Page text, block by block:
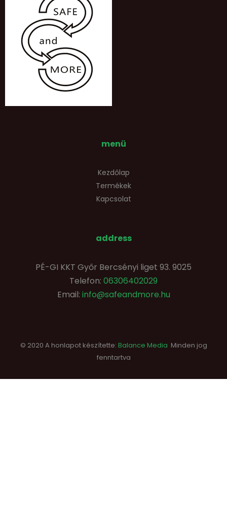
menü
Kezdőlap
Termékek
Kapcsolat
address
PÉ-GI KKT Győr Bercsényi liget 93. 9025
Telefon: 06306402029
Email: info@safeandmore.hu
© 2020 A honlapot készítette: Balance Media Minden jog
fenntartva